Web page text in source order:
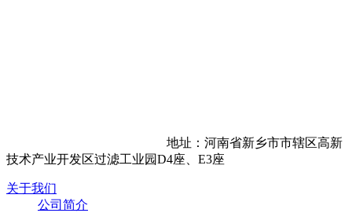
地址：河南省新乡市市辖区高新
技术产业开发区过滤工业园D4座、E3座
关于我们
公司简介